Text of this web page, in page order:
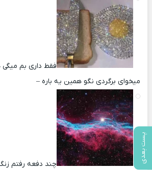
پست بعدی
فقط داری بم
میخوای برگردی نگو همین یه باره –
چند دفعه رفتم